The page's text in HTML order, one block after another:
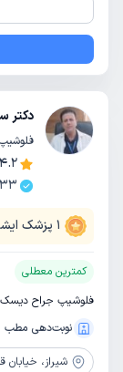
دکتر
4.2
1 پزشک
کمترین معطلی
فلوشیپ جراح
نوبت‌دهی مطب
شیراز، خیابان